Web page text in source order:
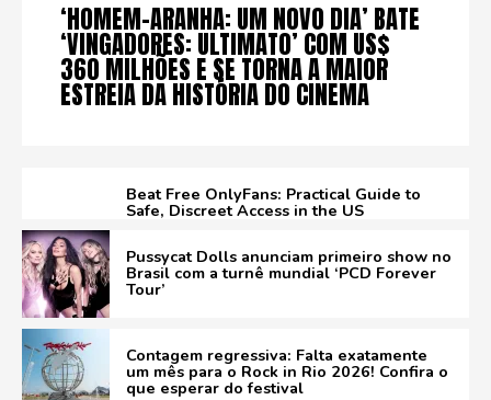
‘HOMEM-ARANHA: UM NOVO DIA’ BATE
‘VINGADORES: ULTIMATO’ COM US$
360 MILHÕES E SE TORNA A MAIOR
ESTREIA DA HISTÓRIA DO CINEMA
Beat Free OnlyFans: Practical Guide to
Safe, Discreet Access in the US
Pussycat Dolls anunciam primeiro show no
Brasil com a turnê mundial ‘PCD Forever
Tour’
Contagem regressiva: Falta exatamente
um mês para o Rock in Rio 2026! Confira o
que esperar do festival